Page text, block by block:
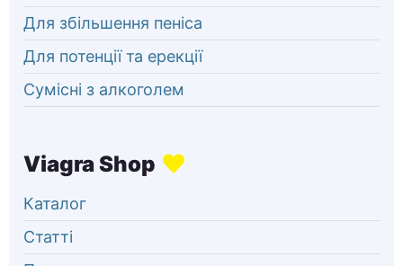
Для збільшення пеніса
Для потенції та ерекції
Сумісні з алкоголем
Каталог
Статті